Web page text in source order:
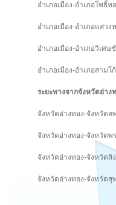
อำเภอเมือง-อำเภอโพธิ์ท
อำเภอเมือง-อำเภอแสวง
อำเภอเมือง-อำเภอวิเศ
อำเภอเมือง-อำเภอสามโ
ระยะทางจากจังหวัดอ่าง
จังหวัดอ่างทอง-จังหวัดล
จังหวัดอ่างทอง-จังหวัดพ
จังหวัดอ่างทอง-จังหวัดสิ
จังหวัดอ่างทอง-จังหวัดสุ